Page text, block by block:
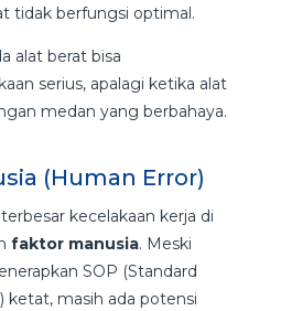
tidak berfungsi optimal.
alat berat bisa
serius, apalagi ketika alat
medan yang berbahaya.
(Human Error)
kecelakaan kerja di
faktor manusia. Meski
SOP (Standard
ketat, masih ada potensi